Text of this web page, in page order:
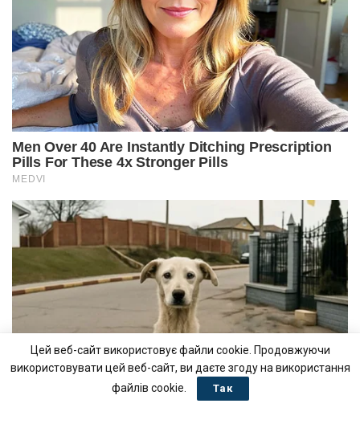
Цей веб-сайт використовує файли cookie. Продовжуючи
використовувати цей веб-сайт, ви даєте згоду на використання
файлів cookie.
Так